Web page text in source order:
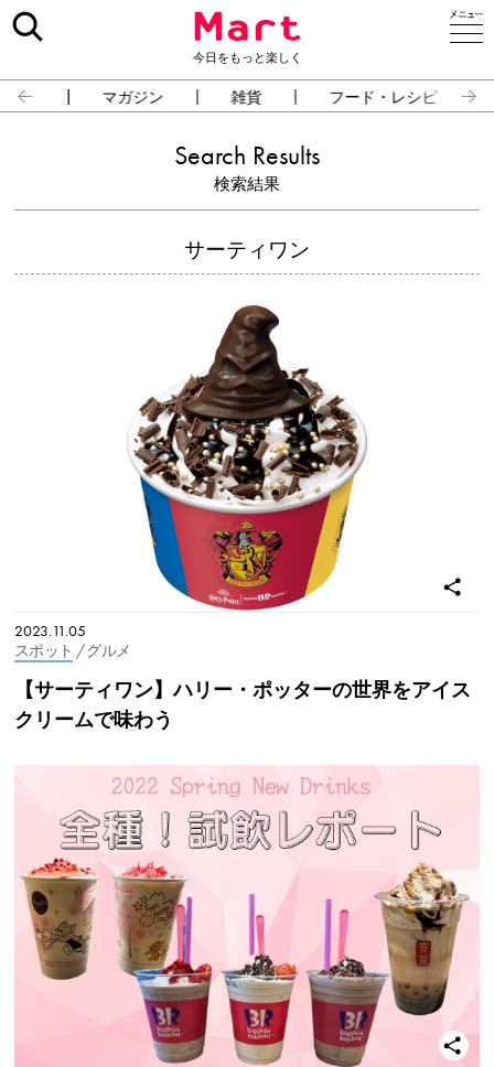
今日をもっと楽しく
占い マガジン 雑貨 フード・レシピ
Search Results
検索結果
サーティワン
2023.11.05
スポット / グルメ
【サーティワン】ハリー・ポッターの世界をアイス
クリームで味わう